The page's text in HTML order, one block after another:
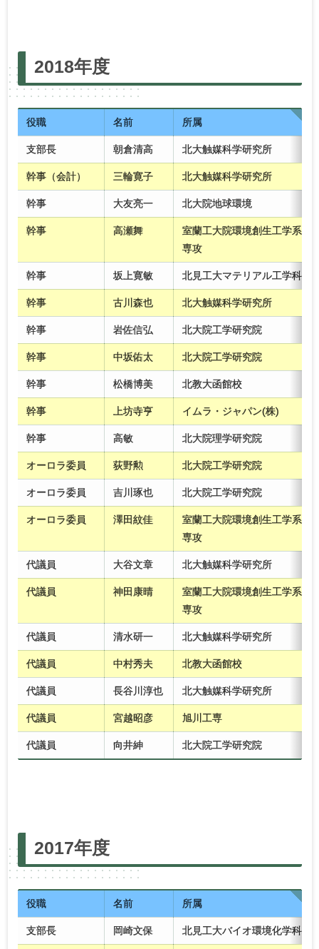
2021年度 2020年度
2017年度 2016年度 2015年度
2013年度 2012年度 2010年度
2018年度
役職 名前 所属
支部長 朝倉清高 北大触媒科学研究所
幹事（会計） 三輪寛子 北大触媒科学研究所
幹事 大友亮一 北大院地球環境
幹事 高瀬舞
室蘭工大院環境創生工学系
専攻
幹事 坂上寛敏 北見工大マテリアル工学科
幹事 古川森也 北大触媒科学研究所
幹事 岩佐信弘 北大院工学研究院
幹事 中坂佑太 北大院工学研究院
幹事 松橋博美 北教大函館校
幹事 上坊寺亨 イムラ・ジャパン(株)
幹事 高敏 北大院理学研究院
オーロラ委員 荻野勲 北大院工学研究院
オーロラ委員 吉川琢也 北大院工学研究院
オーロラ委員 澤田紋佳
室蘭工大院環境創生工学系
専攻
代議員 大谷文章 北大触媒科学研究所
代議員 神田康晴
室蘭工大院環境創生工学系
専攻
代議員 清水研一 北大触媒科学研究所
代議員 中村秀夫 北教大函館校
代議員 長谷川淳也 北大触媒科学研究所
代議員 宮越昭彦 旭川工専
代議員 向井紳 北大院工学研究院
2021年度 2020年度
2017年度 2016年度 2015年度
2013年度 2012年度 2010年度
2017年度
役職 名前 所属
支部長 岡崎文保 北見工大バイオ環境化学科